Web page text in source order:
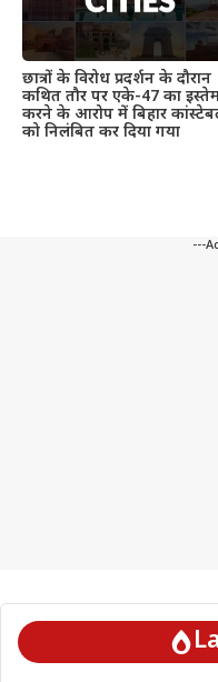
छात्रों के विरोध प्रदर्शन के दौरान
कथित तौर पर एके-47 का
करने के आरोप में बिहार
को निलंबित कर दिया गया
---